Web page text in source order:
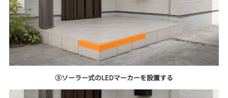
③ソーラー式のLEDマーカーを設置する